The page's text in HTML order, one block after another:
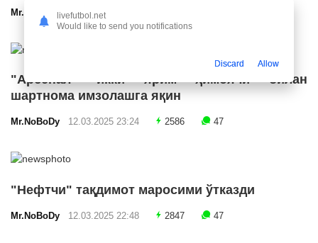
Mr.NoBoDy12.03.2025 23:55
"Арсенал" икки ярим ҳимоячи билан
шартнома имзолашга яқин
Mr.NoBoDy 12.03.2025 23:24 2586 47
"Нефтчи" тақдимот маросими ўтказди
Mr.NoBoDy 12.03.2025 22:48 2847 47
livefutbol.net
Would like to send you notifications
Discard Allow